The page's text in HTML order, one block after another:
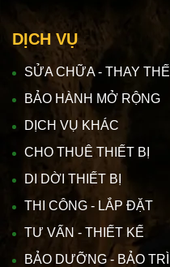
DỊCH VỤ
SỬA CHỮA - THAY THẾ
BẢO HÀNH MỞ RỘNG
DỊCH VỤ KHÁC
CHO THUÊ THIẾT BỊ
DI DỜI THIẾT BỊ
THI CÔNG - LẮP ĐẶT
TƯ VẤN - THIẾT KẾ
BẢO DƯỠNG - BẢO TRÌ